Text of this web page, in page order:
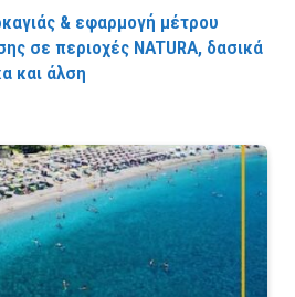
& εφαρμογή μέτρου
σε περιοχές NATURA, δασικά
και άλση